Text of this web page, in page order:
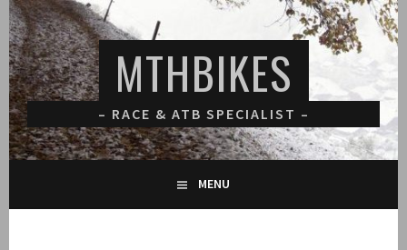
Spring
naar
inhoud
MTHBIKES
– RACE & ATB SPECIALIST –
MENU